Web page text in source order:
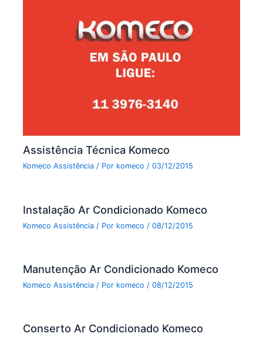
Assistência Técnica Komeco
Komeco Assistência / Por komeco/03/12/2015
Instalação Ar Condicionado Komeco
Komeco Assistência / Por komeco /08/12/2015
Manutenção Ar Condicionado Komeco
Komeco Assistência / Por komeco /08/12/2015
Conserto Ar Condicionado Komeco